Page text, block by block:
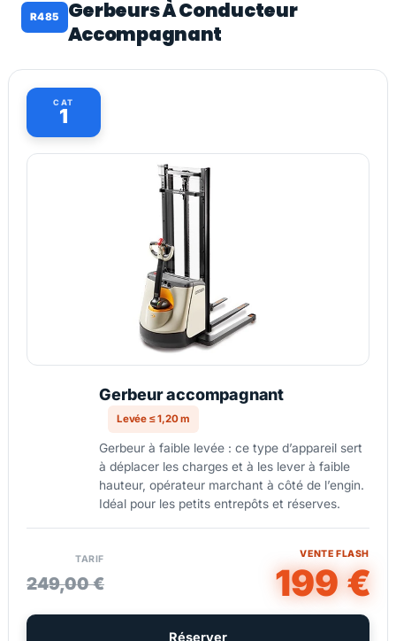
R485
Gerbeurs À Conducteur
Accompagnant
CAT
1
Gerbeur accompagnant
Levée ≤ 1,20 m
Gerbeur à faible levée : ce type d’appareil sert
à déplacer les charges et à les lever à faible
hauteur, opérateur marchant à côté de l’engin.
Idéal pour les petits entrepôts et réserves.
TARIF
249,00 €
VENTE FLASH
199 €
Réserver